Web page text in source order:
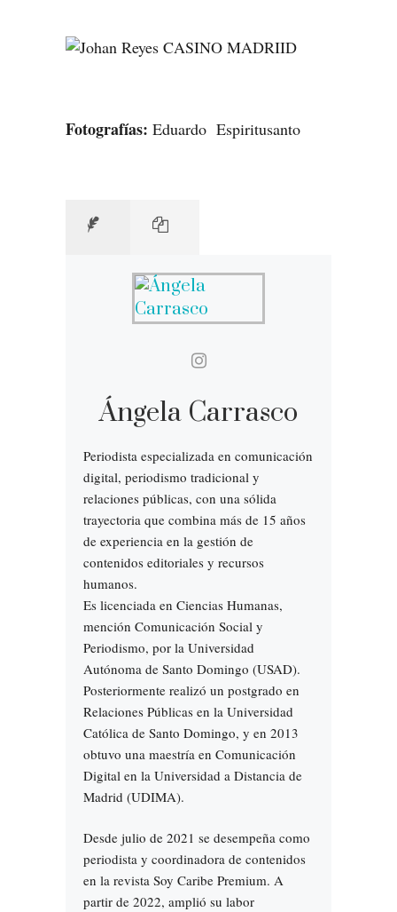
Fotografías: Eduardo Espiritusanto
Ángela Carrasco
Periodista especializada en comunicación
digital, periodismo tradicional y
relaciones públicas, con una sólida
trayectoria que combina más de 15 años
de experiencia en la gestión de
contenidos editoriales y recursos
humanos.
Es licenciada en Ciencias Humanas,
mención Comunicación Social y
Periodismo, por la Universidad
Autónoma de Santo Domingo (USAD).
Posteriormente realizó un postgrado en
Relaciones Públicas en la Universidad
Católica de Santo Domingo, y en 2013
obtuvo una maestría en Comunicación
Digital en la Universidad a Distancia de
Madrid (UDIMA).
Desde julio de 2021 se desempeña como
periodista y coordinadora de contenidos
en la revista Soy Caribe Premium. A
partir de 2022, amplió su labor